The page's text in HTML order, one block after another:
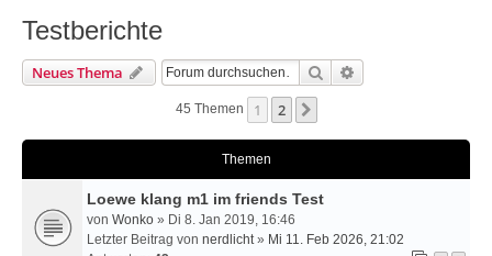
Testberichte
Neues Thema Suche
45 Themen 1 2
Themen
Loewe klang m1 im friends Test
von Wonko » Di 8. Jan 2019, 16:46
Letzter Beitrag von nerdlicht» Mi 11. Feb 2026, 21:02